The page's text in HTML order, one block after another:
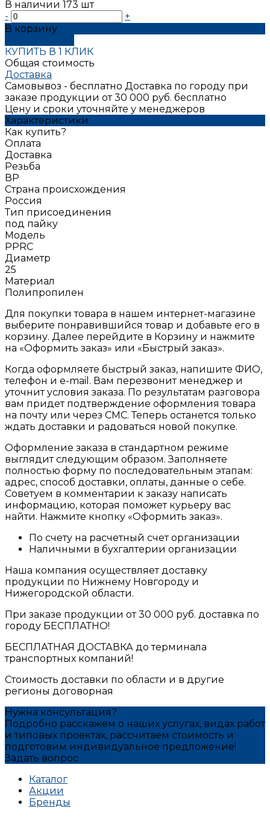
В наличии 173 шт
-
+
В корзину
КУПИТЬ В 1 КЛИК
Общая стоимость
Доставка
Самовывоз - бесплатно Доставка по городу при
заказе продукции от 30 000 руб. бесплатно
Цену и сроки уточняйте у менеджеров
Характеристики
Как купить?
Оплата
Доставка
Резьба
ВР
Страна происхождения
Россия
Тип присоединения
под пайку
Модель
РРRC
Диаметр
25
Материал
Полипропилен
Для покупки товара в нашем интернет-магазине
выберите понравившийся товар и добавьте его в
корзину. Далее перейдите в Корзину и нажмите
на «Оформить заказ» или «Быстрый заказ».
Когда оформляете быстрый заказ, напишите ФИО,
телефон и e-mail. Вам перезвонит менеджер и
уточнит условия заказа. По результатам разговора
вам придет подтверждение оформления товара
на почту или через СМС. Теперь останется только
ждать доставки и радоваться новой покупке.
Оформление заказа в стандартном режиме
выглядит следующим образом. Заполняете
полностью форму по последовательным этапам:
адрес, способ доставки, оплаты, данные о себе.
Советуем в комментарии к заказу написать
информацию, которая поможет курьеру вас
найти. Нажмите кнопку «Оформить заказ».
По счету на расчетный счет организации
Наличными в бухгалтерии организации
Наша компания осуществляет доставку
продукции по Нижнему Новгороду и
Нижегородской области.
При заказе продукции от 30 000 руб. доставка по
городу БЕСПЛАТНО!
БЕСПЛАТНАЯ ДОСТАВКА до терминала
транспортных компаний!
Стоимость доставки по области и в другие
регионы договорная
Нужна консультация?
Подробно расскажем о наших услугах, видах работ
и типовых проектах, рассчитаем стоимость и
подготовим индивидуальное предложение!
Задать вопрос
Каталог
Акции
Бренды